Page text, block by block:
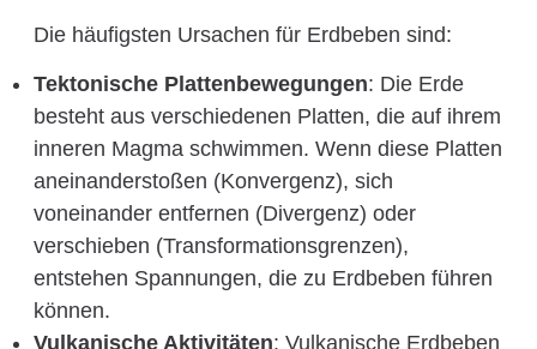
Die häufigsten Ursachen für Erdbeben sind:
Tektonische Plattenbewegungen: Die Erde
besteht aus verschiedenen Platten, die auf ihrem
inneren Magma schwimmen. Wenn diese Platten
aneinanderstoßen (Konvergenz), sich
voneinander entfernen (Divergenz) oder
verschieben (Transformationsgrenzen),
entstehen Spannungen, die zu Erdbeben führen
können.
Vulkanische Aktivitäten: Vulkanische Erdbeben